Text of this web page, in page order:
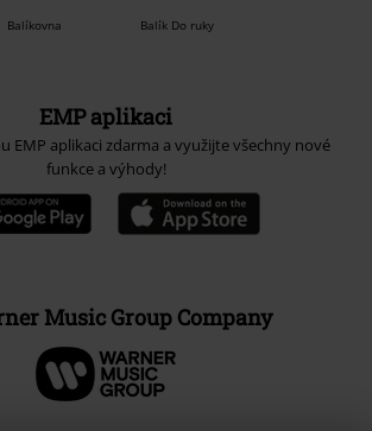
Balíkovna Balík Do ruky
EMP aplikaci
EMP aplikaci zdarma a využijte všechny nové
funkce a výhody!
Music Group Company